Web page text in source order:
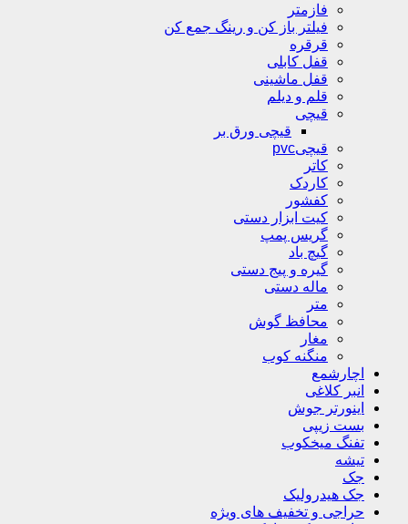
فازمتر
فیلتر باز کن و رینگ جمع کن
قرقره
قفل کابلی
قفل ماشینی
قلم و دیلم
قیچی
قیچی ورق بر
قیچیpvc
کاتر
کاردک
کفشور
کیت ابزار دستی
گریس پمپ
گیچ باد
گیره و پیج دستی
ماله دستی
متر
محافظ گوش
مغار
منگنه کوب
اچارشمع
انبر کلاغی
اینورتر جوش
بست زیپی
تفنگ میخکوب
تیشه
جک
جک هیدرولیک
حراجی و تخفیف های ویژه